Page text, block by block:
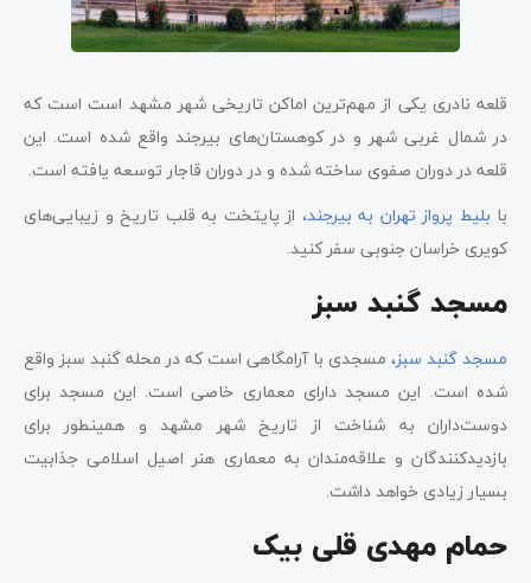
قلعه نادری یکی از مهم‌ترین اماکن تاریخی شهر مشهد است است که
در شمال غربی شهر و در کوهستان‌های بیرجند واقع شده است. این
قلعه در دوران صفوی ساخته شده و در دوران قاجار توسعه یافته است.
با بلیط پرواز تهران به بیرجند، از پایتخت به قلب تاریخ و زیبایی‌های
کویری خراسان جنوبی سفر کنید.
مسجد گنبد سبز
مسجد گنبد سبز، مسجدی با آرامگاهی است که در محله گنبد سبز واقع
شده است. این مسجد دارای معماری خاصی است. این مسجد برای
دوست‌داران به شناخت از تاریخ شهر مشهد و همینطور برای
بازدیدکنندگان و علاقه‌مندان به معماری هنر اصیل اسلامی جذابیت
بسیار زیادی خواهد داشت.
حمام مهدی قلی بیک